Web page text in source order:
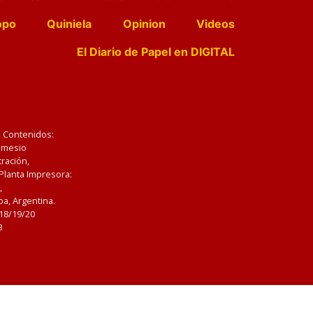
Quiniela Opinion
Videos
El Diario de Papel en DIGITAL
Impresora:
Argentina.
19/20